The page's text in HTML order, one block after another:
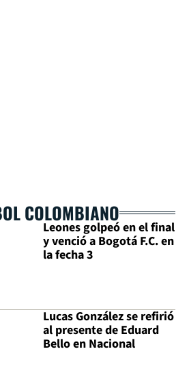
COLOMBIANO
Leones golpeó en el final
y venció a Bogotá F.C. en
la fecha 3
Lucas González se refirió
al presente de Eduard
Bello en Nacional